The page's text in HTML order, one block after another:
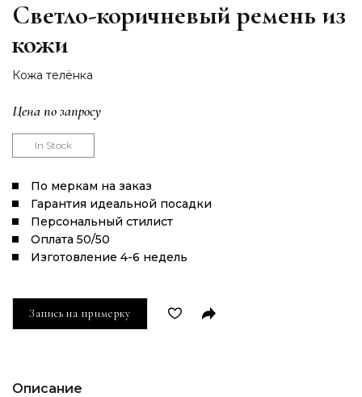
Светло-коричневый ремень из
кожи
Кожа телёнка
Цена по запросу
In Stock
По меркам на заказ
Гарантия идеальной посадки
Персональный стилист
Оплата 50/50
Изготовление 4-6 недель
Запись на примерку
Описание